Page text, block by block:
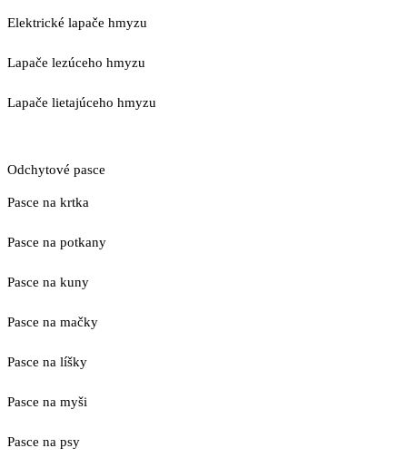
Elektrické lapače hmyzu
Lapače lezúceho hmyzu
Lapače lietajúceho hmyzu
Odchytové pasce
Pasce na krtka
Pasce na potkany
Pasce na kuny
Pasce na mačky
Pasce na líšky
Pasce na myši
Pasce na psy